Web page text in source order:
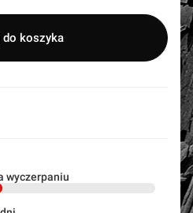
do koszyka
wyczerpaniu